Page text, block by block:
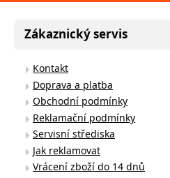
Zákaznický servis
Kontakt
Doprava a platba
Obchodní podmínky
Reklamační podmínky
Servisní střediska
Jak reklamovat
Vrácení zboží do 14 dnů